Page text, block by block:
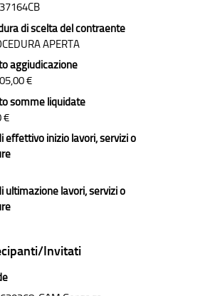
di scelta del contraente
APERTA
aggiudicazione
€
somme liquidate
€
effettivo inizio lavori, servizi o
ultimazione lavori, servizi o
Invitati